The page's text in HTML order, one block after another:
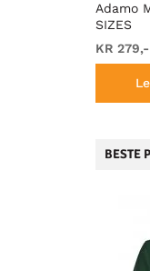
Adamo
SIZES
KR 279,-
BESTE